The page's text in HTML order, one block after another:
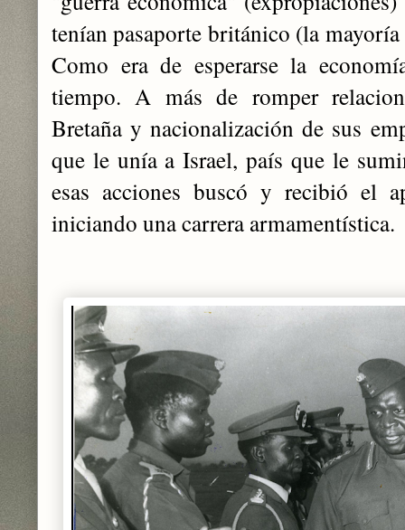
tenían pasaporte británico (la mayoría
Como era de esperarse la
tiempo. A más de romper
Bretaña y nacionalización de sus
que le unía a Israel, país que le
esas acciones buscó y recibió el
iniciando una carrera armamentística.